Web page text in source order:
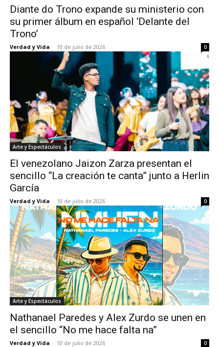
Diante do Trono expande su ministerio con
su primer álbum en español ‘Delante del
Trono’
Verdad y Vida - 10 de julio de 2026 0
Arte y Espectáculos
El venezolano Jaizon Zarza presentan el
sencillo “La creación te canta” junto a Herlin
García
Verdad y Vida - 10 de julio de 2026 0
Arte y Espectáculos
Nathanael Paredes y Alex Zurdo se unen en
el sencillo “No me hace falta na”
Verdad y Vida - 10 de julio de 2026 0